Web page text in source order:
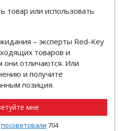
товар или использовать
– эксперты Red-Key
товаров и
они отличаются. Или
и получите
позиция.
мне
посоветовали 704